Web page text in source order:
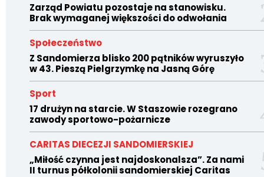
Zarząd Powiatu pozostaje na stanowisku.
Brak wymaganej większości do odwołania
Społeczeństwo
Z Sandomierza blisko 200 pątników wyruszyło
w 43. Pieszą Pielgrzymkę na Jasną Górę
Sport
17 drużyn na starcie. W Staszowie rozegrano
zawody sportowo-pożarnicze
CARITAS DIECEZJI SANDOMIERSKIEJ
„Miłość czynna jest najdoskonalsza”. Za nami
II turnus półkolonii sandomierskiej Caritas